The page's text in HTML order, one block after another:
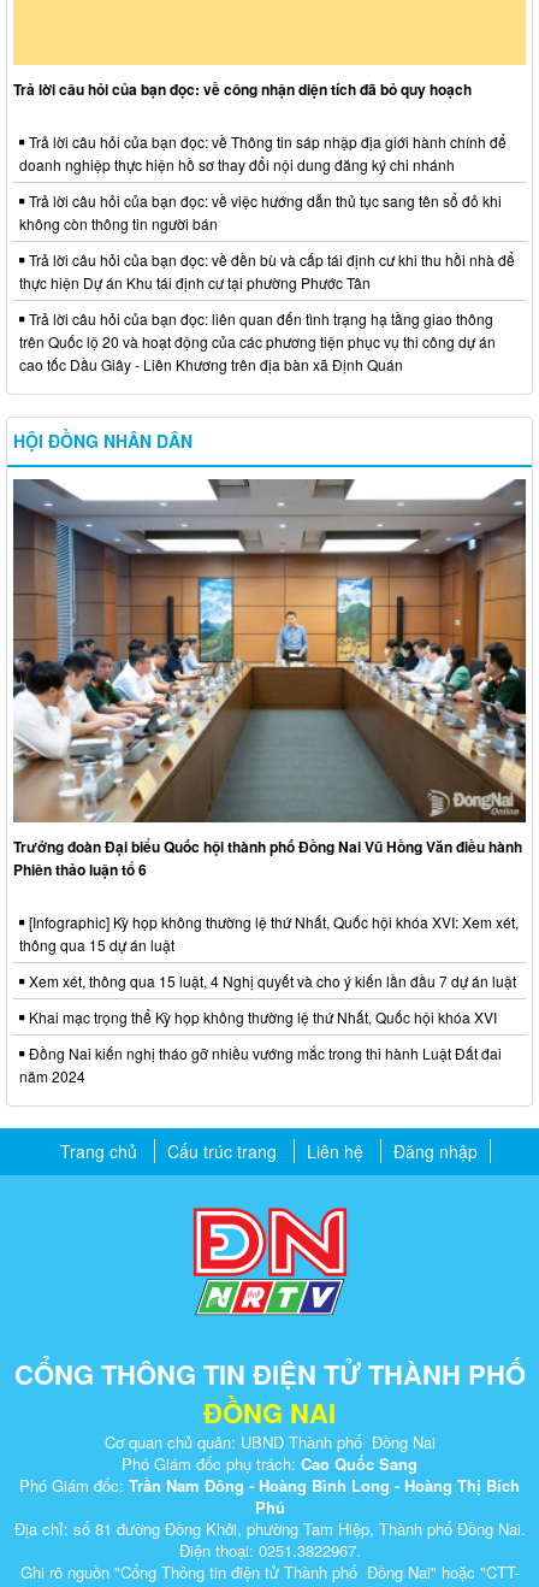
Trả lời câu hỏi của bạn đọc: về công nhận diện tích đã bỏ quy hoạch
Trả lời câu hỏi của bạn đọc: về Thông tin sáp nhập địa giới hành chính để
doanh nghiệp thực hiện hồ sơ thay đổi nội dung đăng ký chi nhánh
Trả lời câu hỏi của bạn đọc: về việc hướng dẫn thủ tục sang tên sổ đỏ khi
không còn thông tin người bán
Trả lời câu hỏi của bạn đọc: về đền bù và cấp tái định cư khi thu hồi nhà để
thực hiện Dự án Khu tái định cư tại phường Phước Tân
Trả lời câu hỏi của bạn đọc: liên quan đến tình trạng hạ tầng giao thông
trên Quốc lộ 20 và hoạt động của các phương tiện phục vụ thi công dự án
cao tốc Dầu Giây - Liên Khương trên địa bàn xã Định Quán
HỘI ĐỒNG NHÂN DÂN
Trưởng đoàn Đại biểu Quốc hội thành phố Đồng Nai Vũ Hồng Văn điều hành
Phiên thảo luận tổ 6
[Infographic] Kỳ họp không thường lệ thứ Nhất, Quốc hội khóa XVI: Xem xét,
thông qua 15 dự án luật
Xem xét, thông qua 15 luật, 4 Nghị quyết và cho ý kiến lần đầu 7 dự án luật
Khai mạc trọng thể Kỳ họp không thường lệ thứ Nhất, Quốc hội khóa XVI
Đồng Nai kiến nghị tháo gỡ nhiều vướng mắc trong thi hành Luật Đất đai
năm 2024
Trang chủ Cấu trúc trang Liên hệ Đăng nhập
CỔNG THÔNG TIN ĐIỆN TỬ THÀNH PHỐ
ĐỒNG NAI
Cơ quan chủ quản: UBND Thành phố Đồng Nai
Phó Giám đốc phụ trách: Cao Quốc Sang
Phó Giám đốc: Trần Nam Đông - Hoàng Bình Long - Hoàng Thị Bích
Phú
Địa chỉ: số 81 đường Đồng Khởi, phường Tam Hiệp, Thành phố Đồng Nai.
Điện thoại: 0251.3822967.
Ghi rõ nguồn "Cổng Thông tin điện tử Thành phố Đồng Nai" hoặc "CTT-